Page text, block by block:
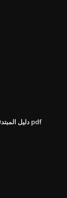
دليل المبتدئين للتداول اليومي على الإنترنت تنزيل الإصدار الثاني من pdf